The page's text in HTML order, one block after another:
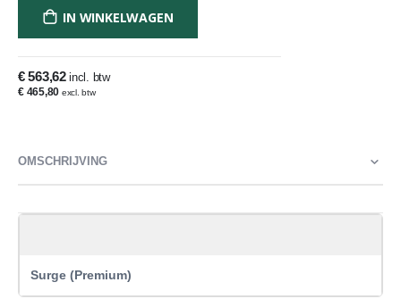
IN WINKELWAGEN
€ 563,62
€ 465,80
OMSCHRIJVING
Surge (Premium)